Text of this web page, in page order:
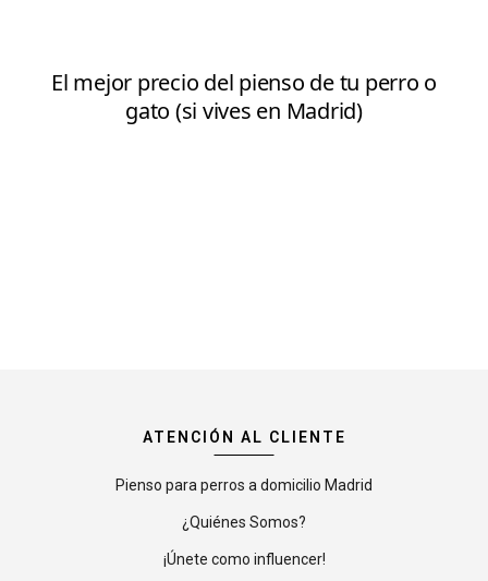
ATENCIÓN AL CLIENTE
Pienso para perros a domicilio Madrid
¿Quiénes Somos?
¡Únete como influencer!